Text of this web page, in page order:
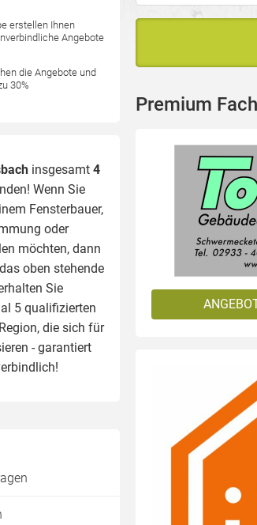
erstellen Ihnen
Angebote
die Angebote und
30%
insgesamt 4
Wenn Sie
Fensterbauer,
oder
möchten, dann
oben stehende
Sie
5 qualifizierten
die sich für
- garantiert
Premium